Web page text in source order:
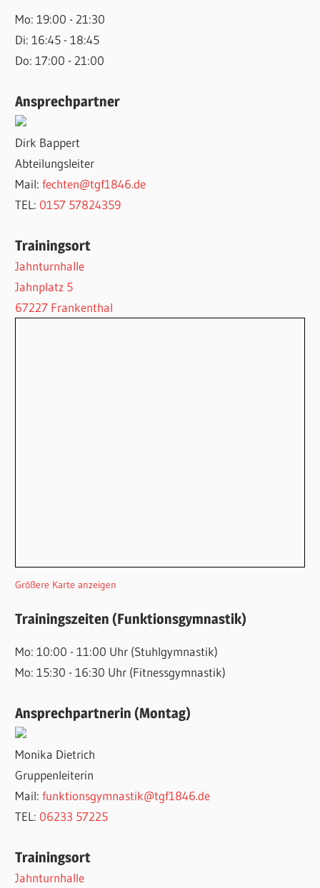
Mo: 19:00 - 21:30
Di: 16:45 - 18:45
Do: 17:00 - 21:00
Ansprechpartner
Dirk Bappert
Abteilungsleiter
Mail:fechten@tgf1846.de
TEL: 0157 57824359
Trainingsort
Jahnturnhalle
Jahnplatz 5
67227 Frankenthal
Größere Karte anzeigen
Trainingszeiten (Funktionsgymnastik)
Mo: 10:00 - 11:00 Uhr (Stuhlgymnastik)
Mo: 15:30 - 16:30 Uhr (Fitnessgymnastik)
Ansprechpartnerin (Montag)
Monika Dietrich
Gruppenleiterin
Mail:funktionsgymnastik@tgf1846.de
TEL: 06233 57225
Trainingsort
Jahnturnhalle